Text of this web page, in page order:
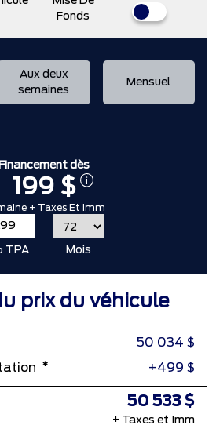
prix du véhicule
50 034 $
* +499 $
50 533 $
+ Taxes et Imm
Fonds
Aux deux
semaines
Mensuel
Financement dès
199 $
+ Taxes Et Imm
TPA Mois